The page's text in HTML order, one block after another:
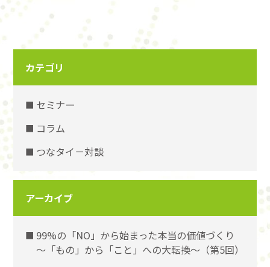
カテゴリ
セミナー
コラム
つなタイ－対談
アーカイブ
99%の「NO」から始まった本当の価値づくり
〜「もの」から「こと」への大転換〜（第5回）